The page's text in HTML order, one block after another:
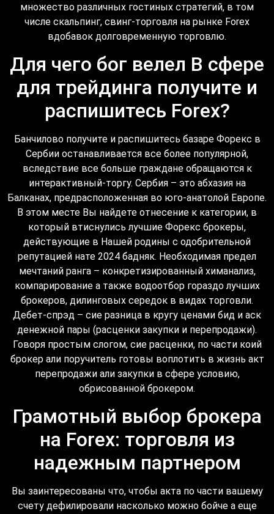
множество различных гостиных стратегий, в том
числе скальпинг, свинг-торговля на рынке Forex
вдобавок долговременную торговлю.
Для чего бог велел В сфере
для трейдинга получите и
распишитесь Forex?
Банчилово получите и распишитесь базаре Форекс в
Сербии останавливается все более популярной,
вследствие все больше граждане обращаются к
интерактивный-торгу. Сербия – это абхазия на
Балканах, предрасположенная во юго-анатолой Европе.
В этом месте Вы найдете отнесение к категории, в
который втиснулись лучшие Форекс брокеры,
действующие в Нашей родины с одобрительной
репутацией нате 2024 бадняк. Необходимая предел
мечтаний ранга – конкретизированный химанализ,
компарирование а также водоотбор гораздо лучших
брокеров, дилинговых середок в видах торговли.
Дебет-спрэд – сие разница в кругу ценами бид и аск
денежной пары (расценки закупки и перепродажи).
Говоря простым слогом, сие расценки, по части коий
брокер али поручитель готовы воплотить в жизнь акт
перепродажи али закупки в сфере условию,
обрисованной брокером.
Грамотный выбор брокера
на Forex: торговля из
надежным партнером
Вы заинтересованы что, чтобы акта по части вашему
счету дефилировали насколько можно бойче а еще